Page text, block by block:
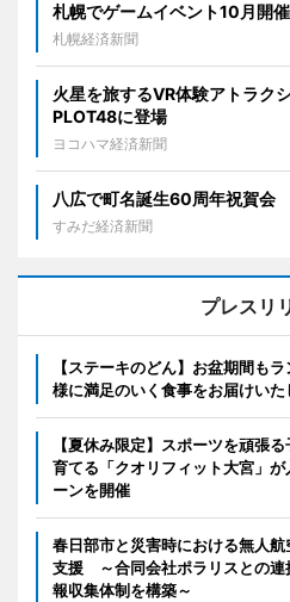
札幌でゲームイベント10月開
札幌経済新聞
火星を旅するVR体験アトラ
PLOT48に登場
ヨコハマ経済新聞
八広で町名誕生60周年祝賀会
すみだ経済新聞
プレスリ
【ステーキのどん】お盆期間も
様に満足のいく食事をお届けいた
【夏休み限定】スポーツを頑張
育てる「クオリフィット大宮」
ーンを開催
春日部市と災害時における無人
支援 ～合同会社ポラリスとの連
報収集体制を構築～